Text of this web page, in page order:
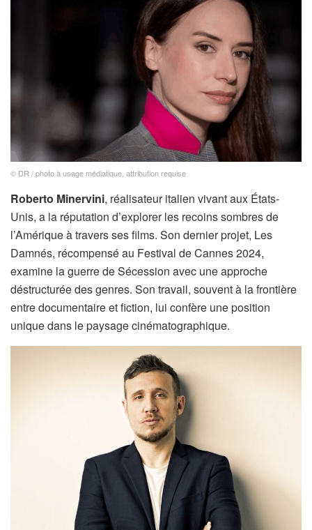
© DR / photo à usage médiatique, attribution requise
Roberto Minervini, réalisateur italien vivant aux États-
Unis, a la réputation d’explorer les recoins sombres de
l’Amérique à travers ses films. Son dernier projet, Les
Damnés, récompensé au Festival de Cannes 2024,
examine la guerre de Sécession avec une approche
déstructurée des genres. Son travail, souvent à la frontière
entre documentaire et fiction, lui confère une position
unique dans le paysage cinématographique.